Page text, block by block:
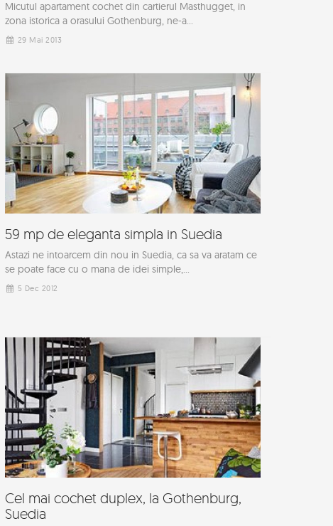
Micutul apartament cochet din cartierul Masthugget, in
zona istorica a orasului Gothenburg, ne-a...
29 Mai 2013
59 mp de eleganta simpla in Suedia
Astazi ne intoarcem din nou in Suedia, ca sa va aratam ce
se poate face cu o mana de idei simple,...
5 Dec 2012
Cel mai cochet duplex, la Gothenburg,
Suedia